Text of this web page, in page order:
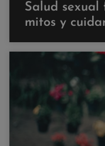
Salud
mitos y